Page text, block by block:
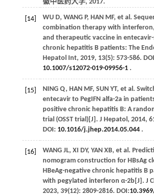
徽中医药大学, 2017.
[14] WU D, WANG P, HAN MF, et al .
combination therapy with
and therapeutic vaccine in
chronic hepatitis B patients: The
Hepatol Int, 2019, 13(5): 573-586.
10.1007/s12072-019-09956-1.
[15] NING Q, HAN MF, SUN YT, et al .
entecavir to PegIFN alfa-2a in
positive chronic hepatitis B: A
trial (OSST trial)[J]. J Hepatol , 2014,
DOI: 10.1016/j.jhep.2014.05.044.
[16] WANG JL, XI DY, YAN XB, et al .
nomogram construction for HBsAg
HBeAg-negative chronic hepatitis B
with pegylated interferon α-2b[J]. J
2023, 39(12): 2809-2816. DOI: